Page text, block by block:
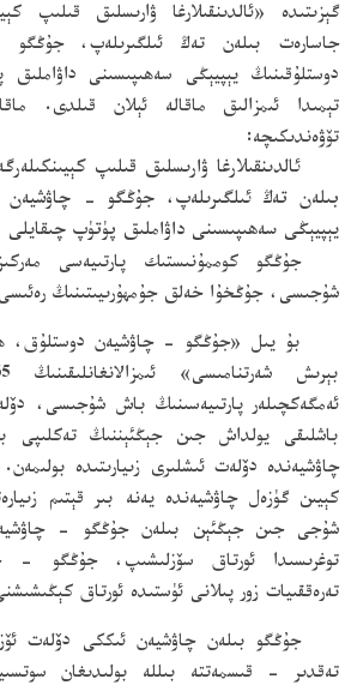
گېزىتىدە «ئالدىنقىلارغا ۋارىسلىق قىلىپ
جاسارەت بىلەن تەڭ ئىلگىرىلەپ،
دوستلۇقىنىڭ يېپيېڭى سەھىپىسىنى
تېمىدا ئىمزالىق ماقالە ئېلان قىلدى.
تۆۋەندىكىچە:
ئالدىنقىلارغا ۋارىسلىق قىلىپ
بىلەن تەڭ ئىلگىرىلەپ، جۇڭگو - چاۋشيەن
يېپيېڭى سەھىپىسىنى داۋاملىق پۈتۈپ چىقايلى
جۇڭگو كوممۇنىستىك پارتىيەسى
شۇجىسى، جۇڭخۇا خەلق جۇمھۇرىيىتىنىڭ رەئىسى
بۇ يىل «جۇڭگو - چاۋشيەن دوستلۇق،
ئەمگەكچىلەر پارتىيەسىنىڭ باش شۇجىسى،
باشلىقى يولداش جىن جېڭئېننىڭ تەكلىپى
چاۋشيەندە دۆلەت ئىشلىرى زىيارىتىدە
كېيىن گۈزەل چاۋشيەندە يەنە بىر قېتىم
شۇجى جىن جېڭئېن بىلەن جۇڭگو -
توغرىسىدا ئورتاق سۆزلىشىپ، جۇڭگو -
تەرەققىيات زور پىلانى ئۈستىدە ئورتاق
جۇڭگو بىلەن چاۋشيەن ئىككى دۆلەت
تەقدىر - قىسمەتتە بىللە بولىدىغان